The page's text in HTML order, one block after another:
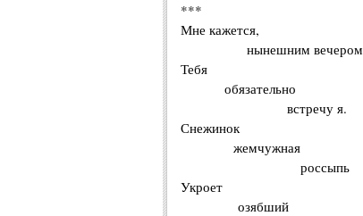
***
Мне кажется,
нынешним вечером
Тебя
обязательно
встречу я.
Снежинок
жемчужная
россыпь
Укроет
озябший